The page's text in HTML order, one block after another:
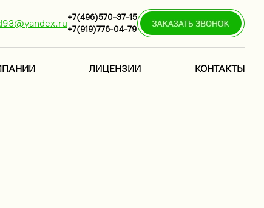
+7(496)570-37-15
+7(919)776-04-79
ЛИЦЕНЗИИ КОНТАКТЫ